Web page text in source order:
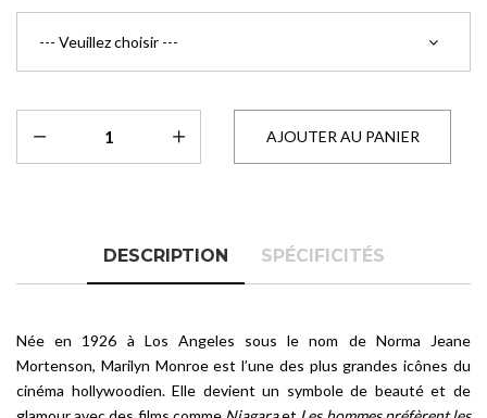
DESCRIPTION SPÉCIFICITÉS
Née en 1926 à Los Angeles sous le nom de Norma Jeane
Mortenson, Marilyn Monroe est l’une des plus grandes icônes du
cinéma hollywoodien. Elle devient un symbole de beauté et de